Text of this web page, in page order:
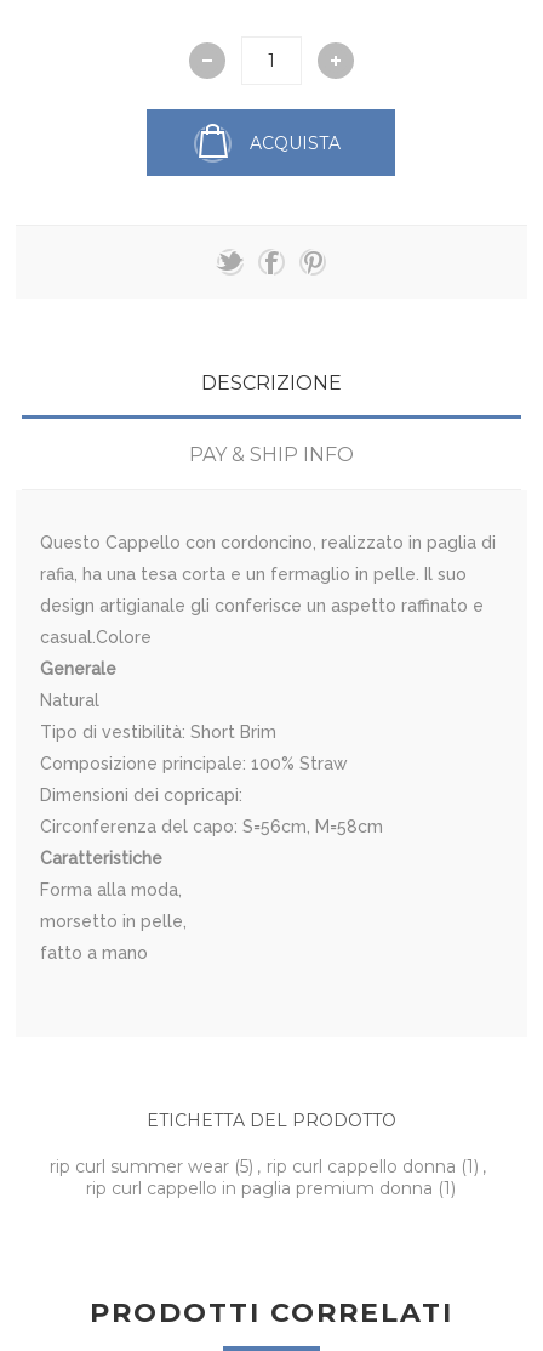
ACQUISTA
DESCRIZIONE
PAY & SHIP INFO
Questo Cappello con cordoncino, realizzato in paglia di
rafia, ha una tesa corta e un fermaglio in pelle. Il suo
design artigianale gli conferisce un aspetto raffinato e
casual.Colore
Generale
Natural
Tipo di vestibilità: Short Brim
Composizione principale: 100% Straw
Dimensioni dei copricapi:
Circonferenza del capo: S=56cm, M=58cm
Caratteristiche
Forma alla moda,
morsetto in pelle,
fatto a mano
ETICHETTA DEL PRODOTTO
rip curl summer wear (5) , rip curl cappello donna (1) ,
rip curl cappello in paglia premium donna (1)
PRODOTTI CORRELATI